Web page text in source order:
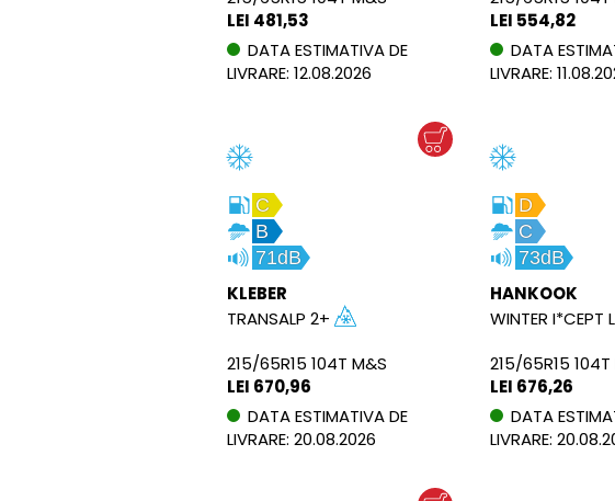
LEI 481,53
DATA ESTIMATIVA DE
LIVRARE: 12.08.2026
LEI 554,82
DATA
LIVRARE:
C
B
71dB
KLEBER
TRANSALP 2+
215/65R15 104T M&S
LEI 670,96
DATA ESTIMATIVA DE
LIVRARE: 20.08.2026
D
C
73dB
HANKOOK
WINTER I*CEPT
215/65R15 104T
LEI 676,26
DATA
LIVRARE: